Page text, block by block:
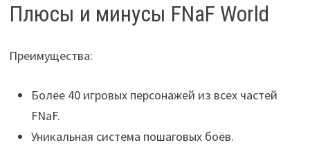
Плюсы и минусы FNaF World
Преимущества:
Более 40 игровых персонажей из всех частей
FNaF.
Уникальная система пошаговых боёв.